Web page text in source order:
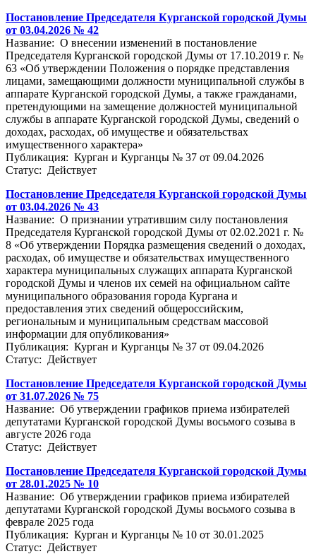
Постановление Председателя Курганской городской Думы
от 03.04.2026 № 42
Название: О внесении изменений в постановление
Председателя Курганской городской Думы от 17.10.2019 г. №
63 «Об утверждении Положения о порядке представления
лицами, замещающими должности муниципальной службы в
аппарате Курганской городской Думы, а также гражданами,
претендующими на замещение должностей муниципальной
службы в аппарате Курганской городской Думы, сведений о
доходах, расходах, об имуществе и обязательствах
имущественного характера»
Публикация: Курган и Курганцы № 37 от 09.04.2026
Статус: Действует
Постановление Председателя Курганской городской Думы
от 03.04.2026 № 43
Название: О признании утратившим силу постановления
Председателя Курганской городской Думы от 02.02.2021 г. №
8 «Об утверждении Порядка размещения сведений о доходах,
расходах, об имуществе и обязательствах имущественного
характера муниципальных служащих аппарата Курганской
городской Думы и членов их семей на официальном сайте
муниципального образования города Кургана и
предоставления этих сведений общероссийским,
региональным и муниципальным средствам массовой
информации для опубликования»
Публикация: Курган и Курганцы № 37 от 09.04.2026
Статус: Действует
Постановление Председателя Курганской городской Думы
от 31.07.2026 № 75
Название: Об утверждении графиков приема избирателей
депутатами Курганской городской Думы восьмого созыва в
августе 2026 года
Статус: Действует
Постановление Председателя Курганской городской Думы
от 28.01.2025 № 10
Название: Об утверждении графиков приема избирателей
депутатами Курганской городской Думы восьмого созыва в
феврале 2025 года
Публикация: Курган и Курганцы № 10 от 30.01.2025
Статус: Действует